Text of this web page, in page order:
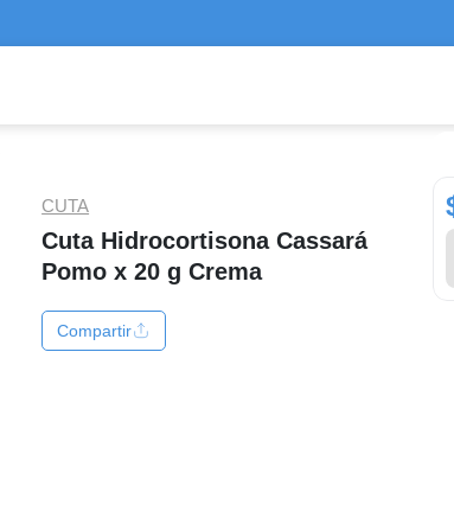
CUTA
Cuta Hidrocortisona Cassará
Pomo x 20 g Crema
Compartir